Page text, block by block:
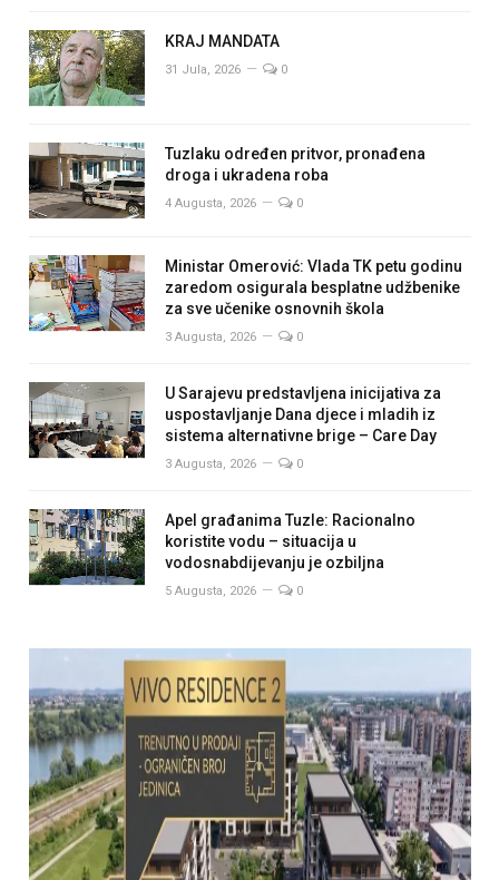
KRAJ MANDATA
31 Jula, 2026 0
Tuzlaku određen pritvor, pronađena
droga i ukradena roba
4 Augusta, 2026 0
Ministar Omerović: Vlada TK petu godinu
zaredom osigurala besplatne udžbenike
za sve učenike osnovnih škola
3 Augusta, 2026 0
U Sarajevu predstavljena inicijativa za
uspostavljanje Dana djece i mladih iz
sistema alternativne brige – Care Day
3 Augusta, 2026 0
Apel građanima Tuzle: Racionalno
koristite vodu – situacija u
vodosnabdijevanju je ozbiljna
5 Augusta, 2026 0